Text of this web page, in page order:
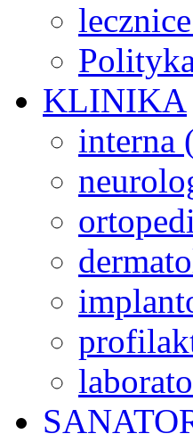
KLINIKA
interna